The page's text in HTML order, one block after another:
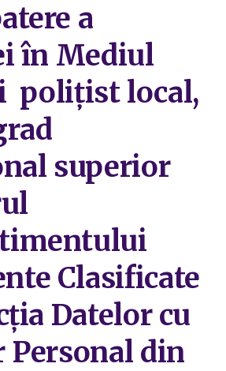
a
în Mediul
polițist local,
superior
Clasificate
Datelor cu
Personal din